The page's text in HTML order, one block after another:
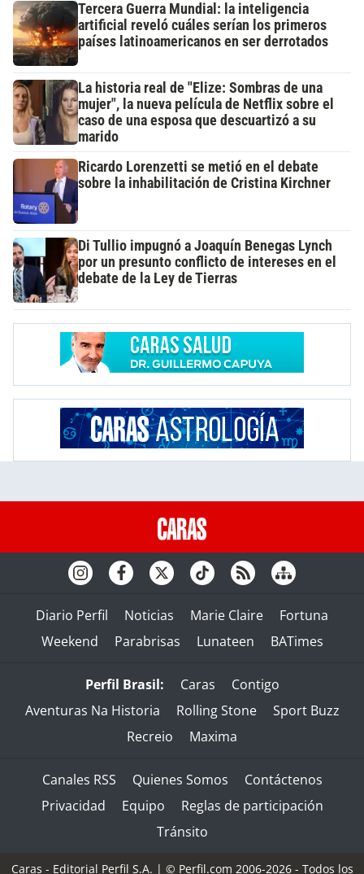
Tercera Guerra Mundial: la inteligencia
artificial reveló cuáles serían los primeros
países latinoamericanos en ser derrotados
La historia real de "Elize: Sombras de una
mujer", la nueva película de Netflix sobre el
caso de una esposa que descuartizó a su
marido
Ricardo Lorenzetti se metió en el debate
sobre la inhabilitación de Cristina Kirchner
Di Tullio impugnó a Joaquín Benegas Lynch
por un presunto conflicto de intereses en el
debate de la Ley de Tierras
Diario Perfil Noticias Marie Claire
Fortuna
Weekend
Parabrisas Lunateen BATimes
Perfil Brasil: Caras
Contigo
Aventuras Na Historia
Rolling Stone
Sport Buzz
Recreio
Maxima
Canales RSS Quienes Somos
Contáctenos
Privacidad
Equipo
Reglas de participación
Tránsito
Caras - Editorial Perfil S.A. | © Perfil.com 2006-2026 - Todos los